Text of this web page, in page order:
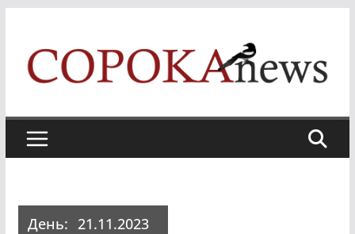
content
День: 21.11.2023